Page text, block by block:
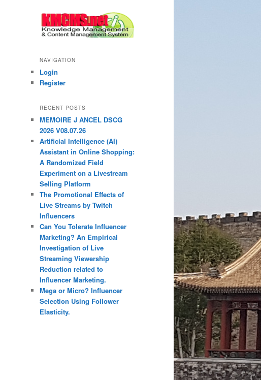
NAVIGATION
Login
Register
RECENT POSTS
MEMOIRE J ANCEL DSCG
2026 V08.07.26
Artificial Intelligence (AI)
Assistant in Online Shopping:
A Randomized Field
Experiment on a Livestream
Selling Platform
The Promotional Effects of
Live Streams by Twitch
Influencers
Can You Tolerate Influencer
Marketing? An Empirical
Investigation of Live
Streaming Viewership
Reduction related to
Influencer Marketing.
Mega or Micro? Influencer
Selection Using Follower
Elasticity.